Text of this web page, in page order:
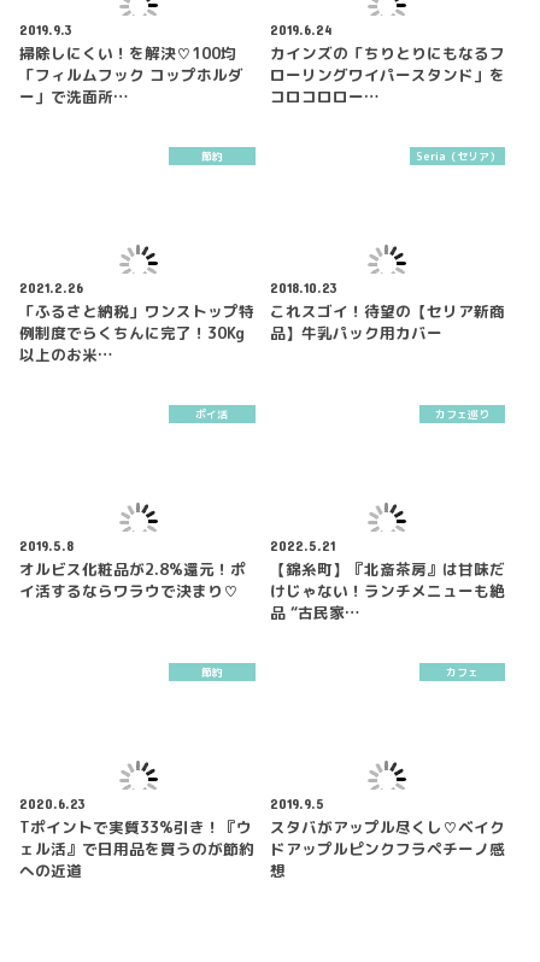
2019.9.3
掃除しにくい！を解決♡100均
「フィルムフック コップホルダ
ー」で洗面所…
2019.6.24
カインズの「ちりとりにもなるフ
ローリングワイパースタンド」を
コロコロロー…
節約
2021.2.26
「ふるさと納税」ワンストップ特
例制度でらくちんに完了！30Kg
以上のお米…
Seria（セリア）
2018.10.23
これスゴイ！待望の【セリア新商
品】牛乳パック用カバー
ポイ活
2019.5.8
オルビス化粧品が2.8%還元！ポ
イ活するならワラウで決まり♡
カフェ巡り
2022.5.21
【錦糸町】『北斎茶房』は甘味だ
けじゃない！ランチメニューも絶
品 “古民家…
節約
2020.6.23
Tポイントで実質33%引き！『ウ
ェル活』で日用品を買うのが節約
への近道
カフェ
2019.9.5
スタバがアップル尽くし♡ベイク
ドアップルピンクフラペチーノ感
想